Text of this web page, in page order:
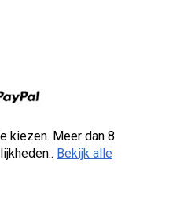
kiezen. Meer dan 8
Bekijk alle